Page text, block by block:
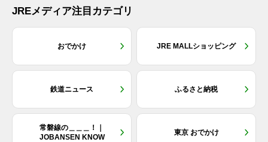
JREメディア注目カテゴリ
おでかけ JRE MALLショッピング
鉄道ニュース ふるさと納税
常磐線の＿＿＿！｜
JOBANSEN KNOW
東京 おでかけ